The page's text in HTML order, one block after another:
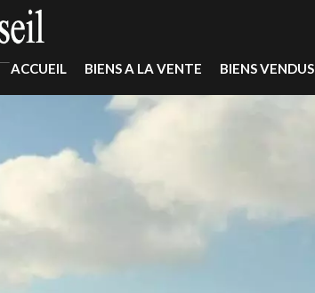
ACCUEIL BIENS A LA VENTE BIENS VENDUS